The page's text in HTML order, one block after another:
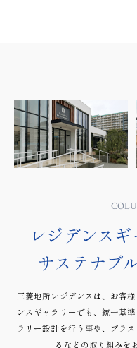
CO₂排出量を減らす
て、今後計画するマ
2025年以降の分譲販
で採用します。
ZEHの
さらに
レジデンス
サステナブ
三菱地所レジデンスは、お客
ンスギャラリーでも、統一基
ラリー設計を行う事や、
プラ
るなどの取り組みを